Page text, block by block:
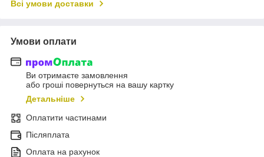
Всі умови доставки
Умови оплати
Ви отримаєте замовлення
або гроші повернуться на вашу картку
Детальніше
Оплатити частинами
Післяплата
Оплата на рахунок